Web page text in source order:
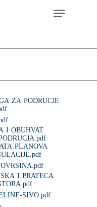
ZA PODRUCJE
I OBUHVAT
PLANOVA
I PRATECA
SIVO.pdf